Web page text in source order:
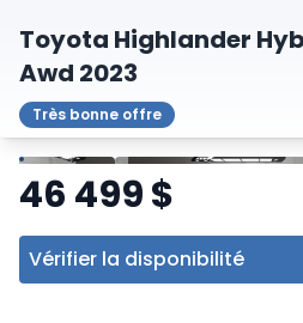
Toyota Highlander
Awd 2023
Très bonne offre
ArrêterPrécédent
Suivant
46 499$
Vérifier la disponibilité